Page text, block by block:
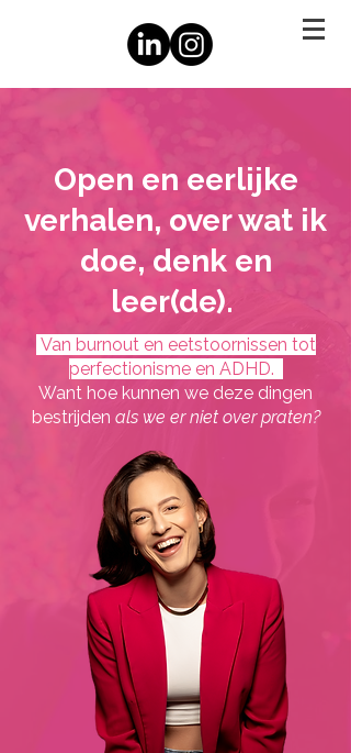
Open en eerlijke
verhalen, over wat ik
doe, denk en
leer(de).
Van burnout en eetstoornissen tot
perfectionisme en ADHD.
Want hoe kunnen we deze dingen
bestrijden als we er niet over praten?